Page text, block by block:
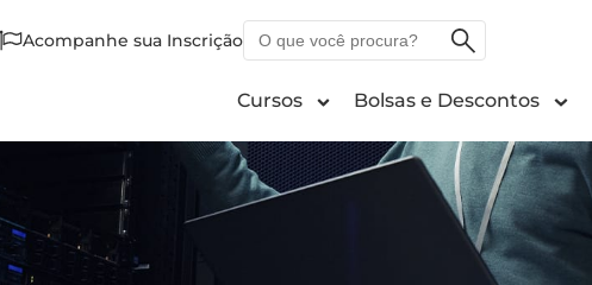
Acompanhe sua Inscrição
que
procura?
Cursos Bolsas e Descontos